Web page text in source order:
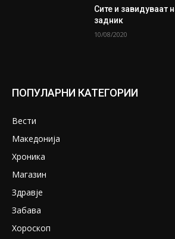
Сите и завидуваат
задник
10/08/2020
ПОПУЛАРНИ КАТЕГОРИИ
Вести
Македонија
Хроника
Магазин
Здравје
Забава
Хороскоп